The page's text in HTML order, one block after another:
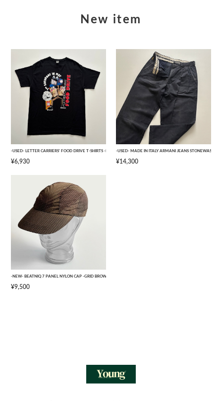
New item
-USED- LETTER CARRIERS' FOOD DRIVE T-SHIRTS -BLACK- [L]
¥6,930
-USED- MADE IN ITALY ARMANI JEANS
¥14,300
-NEW- BEATNIQ 7 PANEL NYLON CAP -GRID BROWN CAMOUFLAGE- [ONE SIZE]
¥9,500